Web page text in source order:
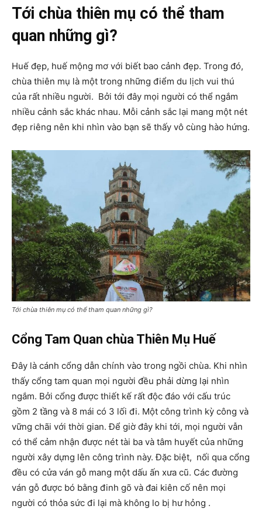
Tới chùa thiên mụ có thể tham
quan những gì?
Huế đẹp, huế mộng mơ với biết bao cảnh đẹp. Trong đó,
chùa thiên mụ là một trong những điểm du lịch vui thú
của rất nhiều người. Bởi tới đây mọi người có thể ngắm
nhiều cảnh sắc khác nhau. Mỗi cảnh sắc lại mang một nét
đẹp riêng nên khi nhìn vào bạn sẽ thấy vô cùng hào hứng.
Tới chùa thiên mụ có thể tham quan những gì?
Cổng Tam Quan chùa Thiên Mụ Huế
Đây là cánh cổng dẫn chính vào trong ngồi chùa. Khi nhìn
thấy cổng tam quan mọi người đều phải dừng lại nhìn
ngắm. Bởi cổng được thiết kế rất độc đáo với cấu trúc
gồm 2 tầng và 8 mái có 3 lối đi. Một công trình kỳ công và
vững chãi với thời gian. Để giờ đây khi tới, mọi người vẫn
có thể cảm nhận được nét tài ba và tâm huyết của những
người xây dựng lên công trình này. Đặc biệt, nối qua cổng
đều có cửa ván gỗ mang một dấu ấn xưa cũ. Các đường
ván gỗ được bó bằng đinh gõ và đai kiên cố nên mọi
người có thỏa sức đi lại mà không lo bị hư hỏng .